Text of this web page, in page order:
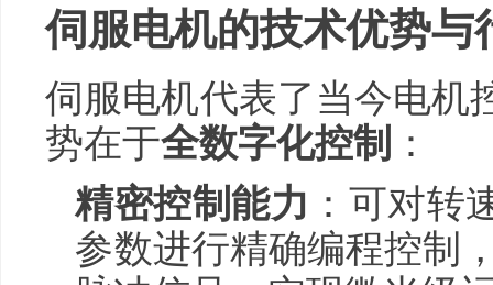
伺服电机的技术优势与
伺服电机代表了当今电机
势在于全数字化控制 ：
精密控制能力 ：可对转
参数进行精确编程控制